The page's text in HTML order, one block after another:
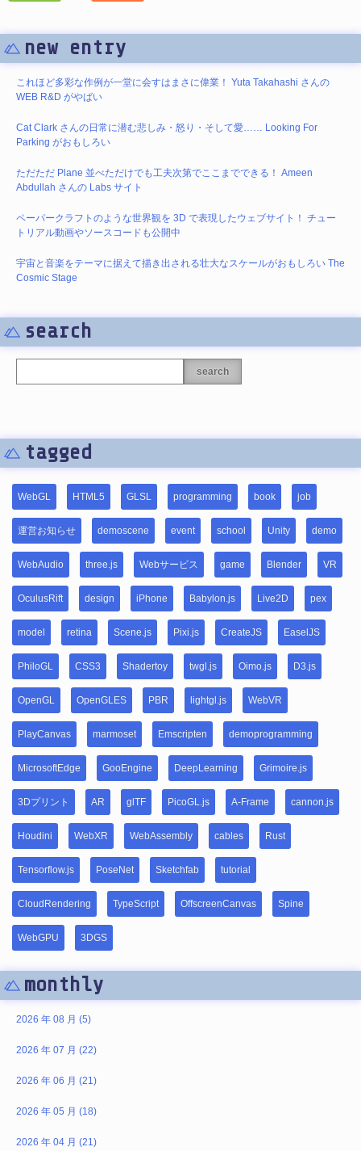
new entry
これほど多彩な作例が一堂に会すはまさに偉業！ Yuta Takahashi さんの
WEB R&D がやばい
Cat Clark さんの日常に潜む悲しみ・怒り・そして愛…… Looking For
Parking がおもしろい
ただただ Plane 並べただけでも工夫次第でここまでできる！ Ameen
Abdullah さんの Labs サイト
ペーパークラフトのような世界観を 3D で表現したウェブサイト！ チュー
トリアル動画やソースコードも公開中
宇宙と音楽をテーマに据えて描き出される壮大なスケールがおもしろい The
Cosmic Stage
search
search
tagged
WebGL HTML5 GLSL programming book job
運営お知らせ demoscene event school Unity demo
WebAudio three.js Webサービス game Blender VR
OculusRift design iPhone Babylon.js Live2D pex
model retina Scene.js Pixi.js CreateJS EaselJS
PhiloGL CSS3 Shadertoy twgl.js Oimo.js D3.js
OpenGL OpenGLES PBR lightgl.js WebVR
PlayCanvas marmoset Emscripten demoprogramming
MicrosoftEdge GooEngine DeepLearning Grimoire.js
3Dプリント AR glTF PicoGL.js A-Frame cannon.js
Houdini WebXR WebAssembly cables Rust
Tensorflow.js PoseNet Sketchfab tutorial
CloudRendering TypeScript OffscreenCanvas Spine
WebGPU 3DGS
monthly
2026 年 08 月 (5)
2026 年 07 月 (22)
2026 年 06 月 (21)
2026 年 05 月 (18)
2026 年 04 月 (21)